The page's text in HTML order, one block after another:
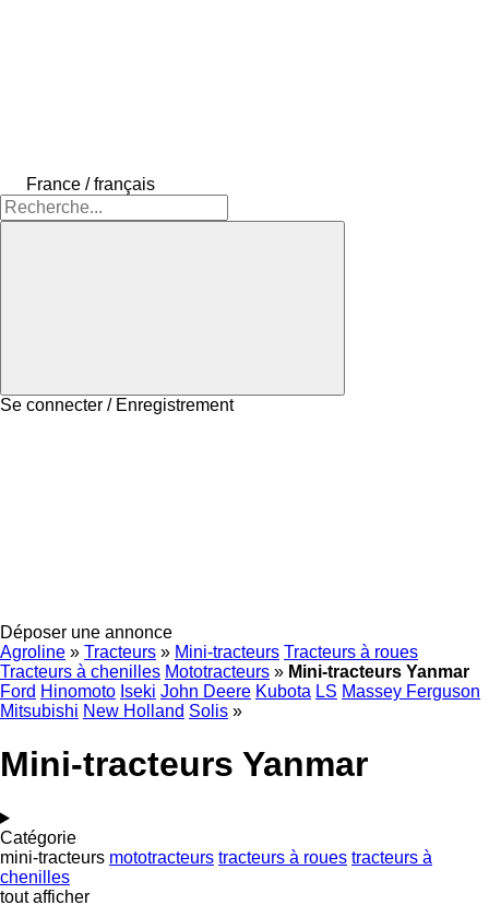
France / français
Se connecter / Enregistrement
Déposer une annonce
Agroline » Tracteurs » Mini-tracteurs Tracteurs à roues
Tracteurs à chenilles Mototracteurs » Mini-tracteurs Yanmar
Ford Hinomoto Iseki John Deere Kubota LS Massey Ferguson
Mitsubishi New Holland Solis »
Mini-tracteurs Yanmar
Catégorie
mini-tracteurs mototracteurs tracteurs à roues tracteurs à
chenilles
tout afficher